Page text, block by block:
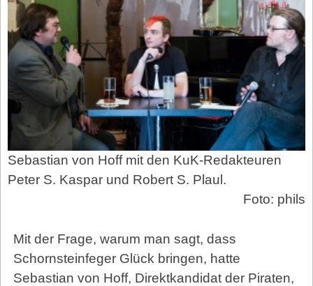
Sebastian von Hoff mit den KuK-Redakteuren
Peter S. Kaspar und Robert S. Plaul.
Foto: phils
Mit der Frage, warum man sagt, dass
Schornsteinfeger Glück bringen, hatte
Sebastian von Hoff, Direktkandidat der Piraten,